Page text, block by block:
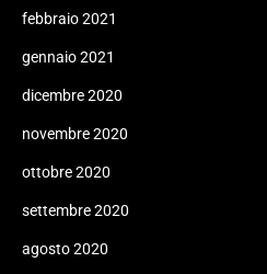
febbraio 2021
gennaio 2021
dicembre 2020
novembre 2020
ottobre 2020
settembre 2020
agosto 2020